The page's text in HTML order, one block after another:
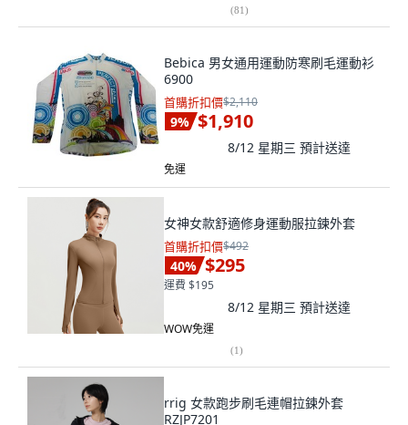
(81)
Bebica 男女通用運動防寒刷毛運動衫
6900
首購折扣價$2,110
9% $1,910
8/12 星期三 預計送達
免運
女神女款舒適修身運動服拉鍊外套
首購折扣價$492
40% $295
運費 $195
8/12 星期三 預計送達
WOW免運
(1)
rrig 女款跑步刷毛連帽拉鍊外套
RZJP7201